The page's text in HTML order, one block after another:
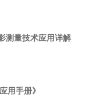
测量技术应用详解
用手册》